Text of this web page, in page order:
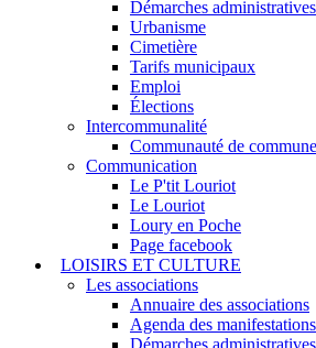
Démarches administratives
Urbanisme
Cimetière
Tarifs municipaux
Emploi
Élections
Intercommunalité
Communauté de
Communication
Le P'tit Louriot
Le Louriot
Loury en Poche
Page facebook
LOISIRS ET CULTURE
Les associations
Annuaire des associations
Agenda des manifestations
Démarches administratives